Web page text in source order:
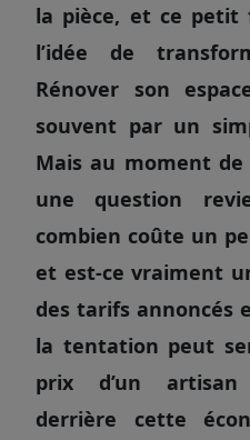
la pièce, et ce petit
l’idée de
Rénover son
souvent par un
Mais au moment de
une question
combien coûte un
et est-ce vraiment
des tarifs annoncés
la tentation peut
prix d’un artisan
derrière cette